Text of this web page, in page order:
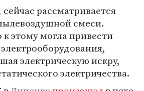
рассматривается
смеси.
к этому могла привеcти
электрическую искру,
электричества.